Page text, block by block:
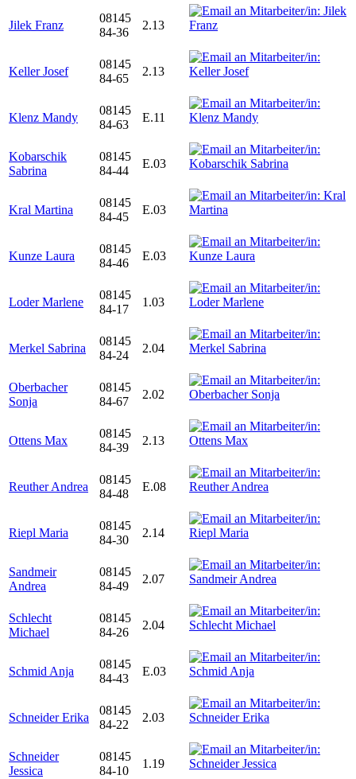
Jilek Franz
08145
84-36
2.13
Keller Josef
08145
84-65
2.13
Klenz Mandy
08145
84-63
E.11
Kobarschik
Sabrina
08145
84-44
E.03
Kral Martina
08145
84-45
E.03
Kunze Laura
08145
84-46
E.03
Loder Marlene
08145
84-17
1.03
Merkel Sabrina
08145
84-24
2.04
Oberbacher
Sonja
08145
84-67
2.02
Ottens Max
08145
84-39
2.13
Reuther Andrea
08145
84-48
E.08
Riepl Maria
08145
84-30
2.14
Sandmeir
Andrea
08145
84-49
2.07
Schlecht
Michael
08145
84-26
2.04
Schmid Anja
08145
84-43
E.03
Schneider Erika
08145
84-22
2.03
Schneider
Jessica
08145
84-10
1.19